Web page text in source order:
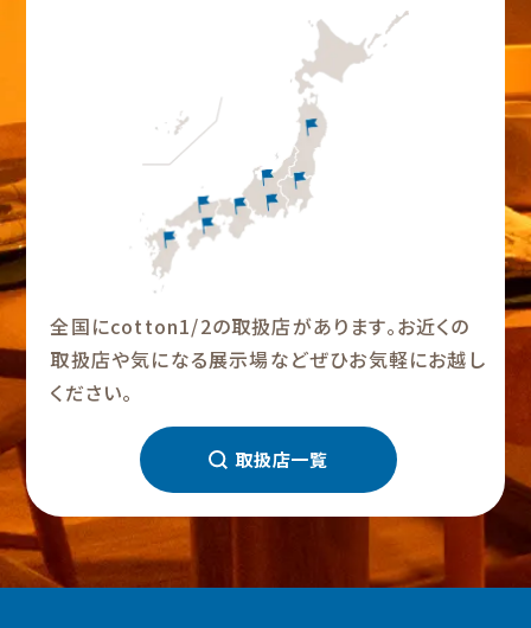
全国にcotton1/2の取扱店があります。お近くの
取扱店や気になる展示場などぜひお気軽にお越し
ください。
取扱店一覧